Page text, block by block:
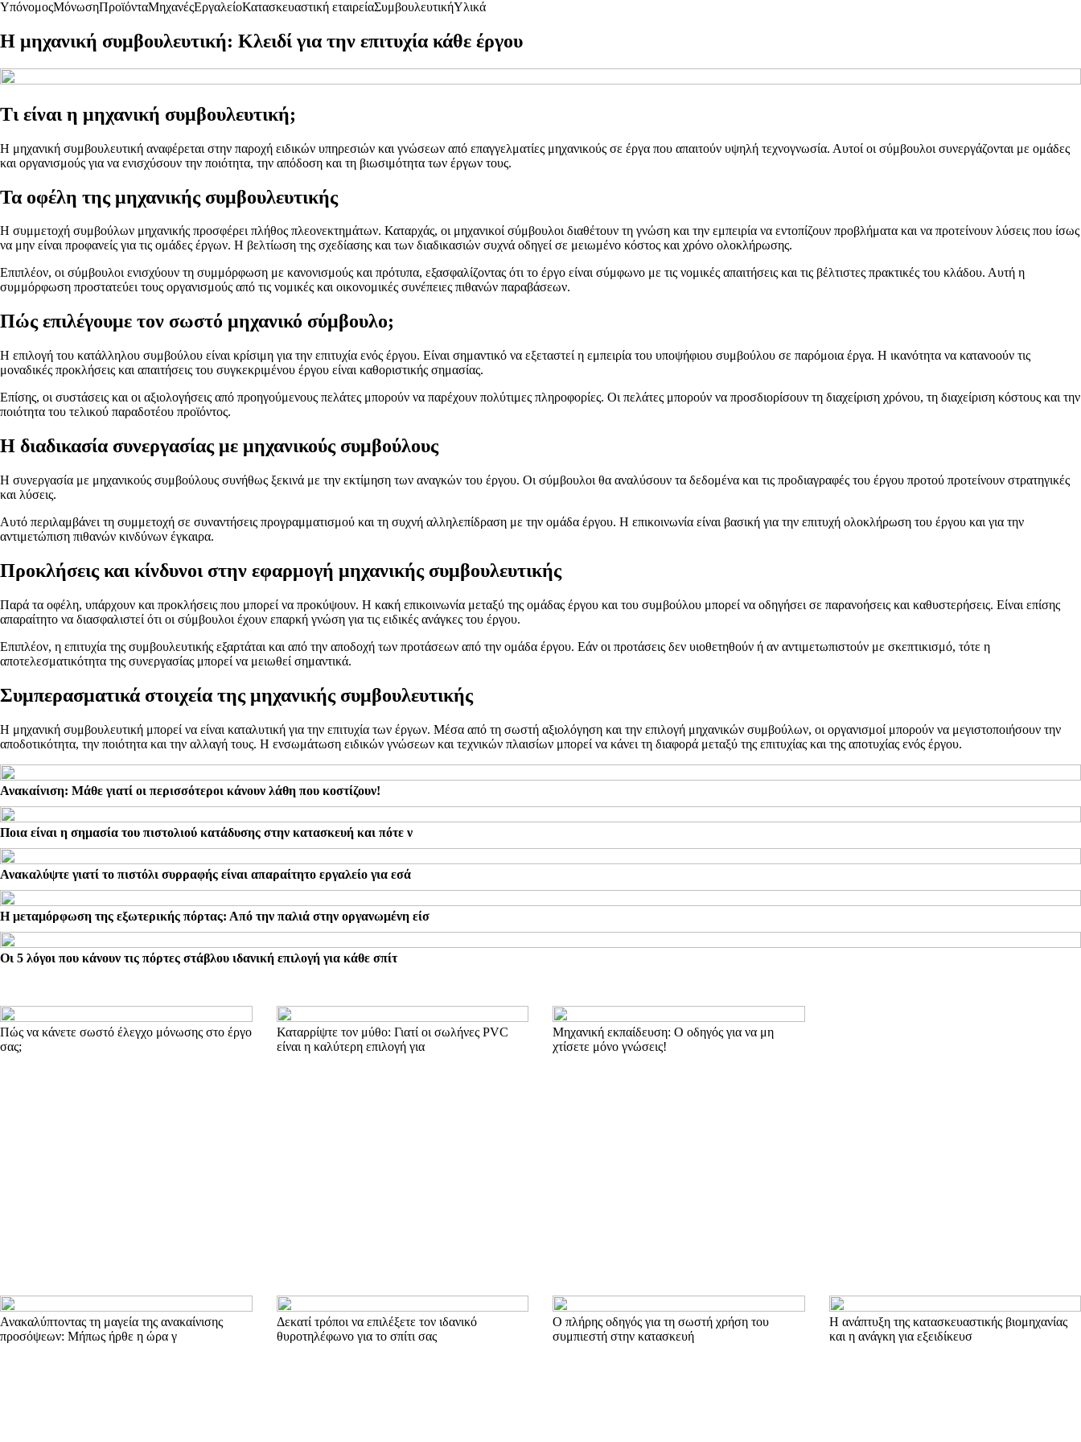
ΥπόνομοςΜόνωσηΠροϊόνταΜηχανέςΕργαλείοΚατασκευαστική εταιρείαΣυμβουλευτικήΥλικά
Η μηχανική συμβουλευτική: Κλειδί για την επιτυχία κάθε έργου
Τι είναι η μηχανική συμβουλευτική;
Η μηχανική συμβουλευτική αναφέρεται στην παροχή ειδικών υπηρεσιών και γνώσεων από επαγγελματίες μηχανικούς σε έργα που απαιτούν υψηλή τεχνογνωσία. Αυτοί οι σύμβουλοι συνεργάζονται με ομάδες
και οργανισμούς για να ενισχύσουν την ποιότητα, την απόδοση και τη βιωσιμότητα των έργων τους.
Τα οφέλη της μηχανικής συμβουλευτικής
Η συμμετοχή συμβούλων μηχανικής προσφέρει πλήθος πλεονεκτημάτων. Καταρχάς, οι μηχανικοί σύμβουλοι διαθέτουν τη γνώση και την εμπειρία να εντοπίζουν προβλήματα και να προτείνουν λύσεις που ίσως
να μην είναι προφανείς για τις ομάδες έργων. Η βελτίωση της σχεδίασης και των διαδικασιών συχνά οδηγεί σε μειωμένο κόστος και χρόνο ολοκλήρωσης.
Επιπλέον, οι σύμβουλοι ενισχύουν τη συμμόρφωση με κανονισμούς και πρότυπα, εξασφαλίζοντας ότι το έργο είναι σύμφωνο με τις νομικές απαιτήσεις και τις βέλτιστες πρακτικές του κλάδου. Αυτή η
συμμόρφωση προστατεύει τους οργανισμούς από τις νομικές και οικονομικές συνέπειες πιθανών παραβάσεων.
Πώς επιλέγουμε τον σωστό μηχανικό σύμβουλο;
Η επιλογή του κατάλληλου συμβούλου είναι κρίσιμη για την επιτυχία ενός έργου. Είναι σημαντικό να εξεταστεί η εμπειρία του υποψήφιου συμβούλου σε παρόμοια έργα. Η ικανότητα να κατανοούν τις
μοναδικές προκλήσεις και απαιτήσεις του συγκεκριμένου έργου είναι καθοριστικής σημασίας.
Επίσης, οι συστάσεις και οι αξιολογήσεις από προηγούμενους πελάτες μπορούν να παρέχουν πολύτιμες πληροφορίες. Οι πελάτες μπορούν να προσδιορίσουν τη διαχείριση χρόνου, τη διαχείριση κόστους και την
ποιότητα του τελικού παραδοτέου προϊόντος.
Η διαδικασία συνεργασίας με μηχανικούς συμβούλους
Η συνεργασία με μηχανικούς συμβούλους συνήθως ξεκινά με την εκτίμηση των αναγκών του έργου. Οι σύμβουλοι θα αναλύσουν τα δεδομένα και τις προδιαγραφές του έργου προτού προτείνουν στρατηγικές
και λύσεις.
Αυτό περιλαμβάνει τη συμμετοχή σε συναντήσεις προγραμματισμού και τη συχνή αλληλεπίδραση με την ομάδα έργου. Η επικοινωνία είναι βασική για την επιτυχή ολοκλήρωση του έργου και για την
αντιμετώπιση πιθανών κινδύνων έγκαιρα.
Προκλήσεις και κίνδυνοι στην εφαρμογή μηχανικής συμβουλευτικής
Παρά τα οφέλη, υπάρχουν και προκλήσεις που μπορεί να προκύψουν. Η κακή επικοινωνία μεταξύ της ομάδας έργου και του συμβούλου μπορεί να οδηγήσει σε παρανοήσεις και καθυστερήσεις. Είναι επίσης
απαραίτητο να διασφαλιστεί ότι οι σύμβουλοι έχουν επαρκή γνώση για τις ειδικές ανάγκες του έργου.
Επιπλέον, η επιτυχία της συμβουλευτικής εξαρτάται και από την αποδοχή των προτάσεων από την ομάδα έργου. Εάν οι προτάσεις δεν υιοθετηθούν ή αν αντιμετωπιστούν με σκεπτικισμό, τότε η
αποτελεσματικότητα της συνεργασίας μπορεί να μειωθεί σημαντικά.
Συμπερασματικά στοιχεία της μηχανικής συμβουλευτικής
Η μηχανική συμβουλευτική μπορεί να είναι καταλυτική για την επιτυχία των έργων. Μέσα από τη σωστή αξιολόγηση και την επιλογή μηχανικών συμβούλων, οι οργανισμοί μπορούν να μεγιστοποιήσουν την
αποδοτικότητα, την ποιότητα και την αλλαγή τους. Η ενσωμάτωση ειδικών γνώσεων και τεχνικών πλαισίων μπορεί να κάνει τη διαφορά μεταξύ της επιτυχίας και της αποτυχίας ενός έργου.
Ανακαίνιση: Μάθε γιατί οι περισσότεροι κάνουν λάθη που κοστίζουν!
Ποια είναι η σημασία του πιστολιού κατάδυσης στην κατασκευή και πότε ν
Ανακαλύψτε γιατί το πιστόλι συρραφής είναι απαραίτητο εργαλείο για εσά
Η μεταμόρφωση της εξωτερικής πόρτας: Από την παλιά στην οργανωμένη είσ
Οι 5 λόγοι που κάνουν τις πόρτες στάβλου ιδανική επιλογή για κάθε σπίτ
Πώς να κάνετε σωστό έλεγχο μόνωσης στο έργο
σας;
Καταρρίψτε τον μύθο: Γιατί οι σωλήνες PVC
είναι η καλύτερη επιλογή για
Μηχανική εκπαίδευση: Ο οδηγός για να μη
χτίσετε μόνο γνώσεις!
Ανακαλύπτοντας τη μαγεία της ανακαίνισης
προσόψεων: Μήπως ήρθε η ώρα γ
Δεκατί τρόποι να επιλέξετε τον ιδανικό
θυροτηλέφωνο για το σπίτι σας
Ο πλήρης οδηγός για τη σωστή χρήση του
συμπιεστή στην κατασκευή
Η ανάπτυξη της κατασκευαστικής βιομηχανίας
και η ανάγκη για εξειδίκευσ